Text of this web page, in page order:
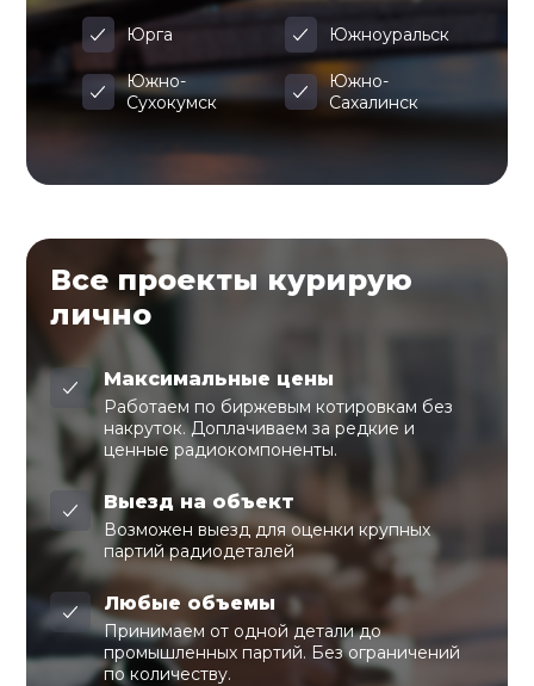
Юрга Южноуральск
Южно-
Сухокумск
Южно-
Сахалинск
Все проекты курирую
лично
Максимальные цены
Работаем по биржевым котировкам без
накруток. Доплачиваем за редкие и
ценные радиокомпоненты.
Выезд на объект
Возможен выезд для оценки крупных
партий радиодеталей
Любые объемы
Принимаем от одной детали до
промышленных партий. Без ограничений
по количеству.